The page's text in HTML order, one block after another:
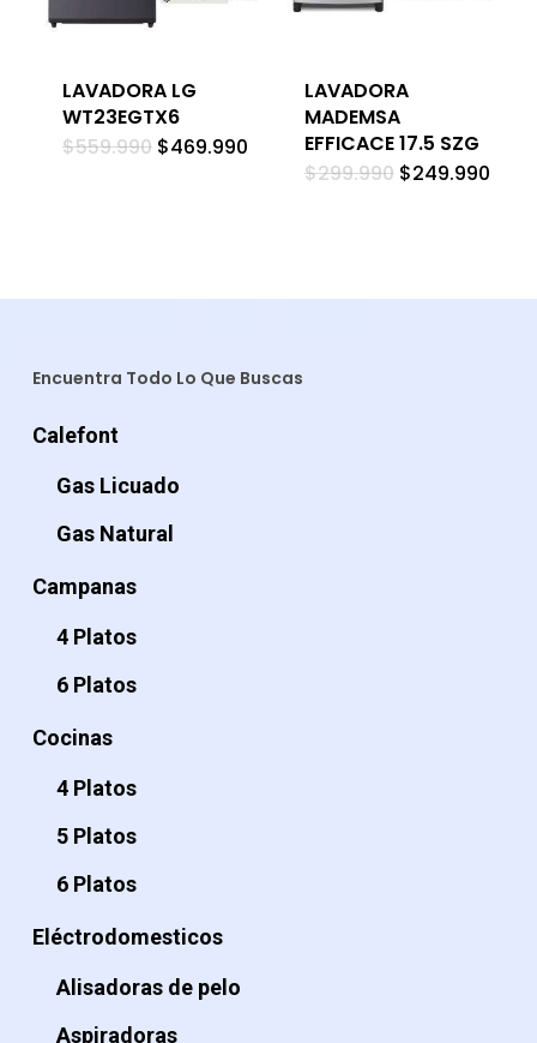
LAVADORA LG
WT23EGTX6
$559.990 El
$469.990El
precio
actual
LAVADORA
MADEMSA
EFFICACE 17.5 SZG
$299.990 El
$249.990El
Encuentra Todo Lo Que Buscas
Calefont
Gas Licuado
Gas Natural
Campanas
4 Platos
6 Platos
Cocinas
4 Platos
5 Platos
6 Platos
Eléctrodomesticos
Alisadoras de pelo
Aspiradoras